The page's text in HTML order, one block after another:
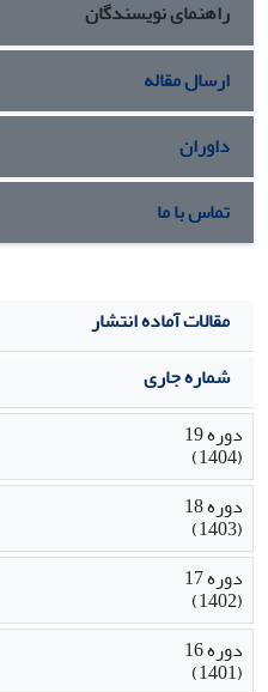
نتـایج تحلیـل رگرسـیون چنـد
معنیدار بین متغیرهای
اجتماعی و تحصیلات بـا وفـاق
استفاده از وسایل ارتباط
متغیرهای مستقل وارد شده در
0/41از تغییرات واریانس
بیشـترین سـهم، متعلـق بـه
کمترین سهم مربوط به قشر
راهنمای نویسندگان
ارسال مقاله
داوران
تماس با ما
مقالات آماده انتشار
شماره جاری
دوره 19
(1404)
دوره 18
(1403)
دوره 17
(1402)
دوره 16
(1401)